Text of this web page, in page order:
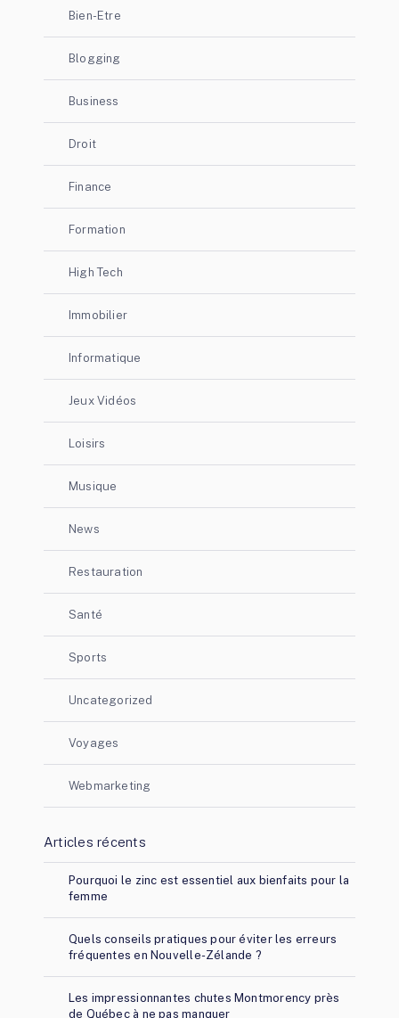
Bien-Etre
Blogging
Business
Droit
Finance
Formation
High Tech
Immobilier
Informatique
Jeux Vidéos
Loisirs
Musique
News
Restauration
Santé
Sports
Uncategorized
Voyages
Webmarketing
Articles récents
Pourquoi le zinc est essentiel aux bienfaits pour la
femme
Quels conseils pratiques pour éviter les erreurs
fréquentes en Nouvelle-Zélande ?
Les impressionnantes chutes Montmorency près
de Québec à ne pas manquer